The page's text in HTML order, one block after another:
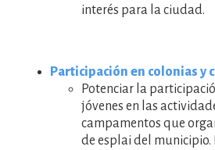
interés para la ciudad.
Participación en colonias y
Potenciar la
jóvenes en las
campamentos que
de esplai del municipio.